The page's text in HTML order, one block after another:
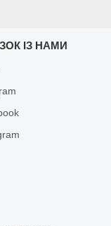
ІЗ НАМИ